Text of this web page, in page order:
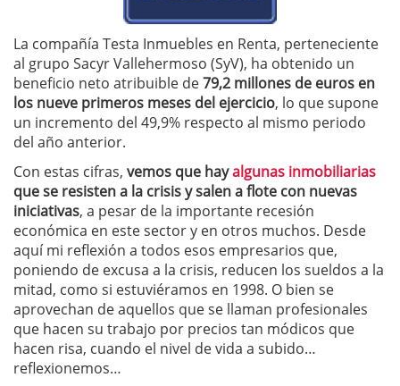
La compañía Testa Inmuebles en Renta, perteneciente
al grupo Sacyr Vallehermoso (SyV), ha obtenido un
beneficio neto atribuible de79,2 millones de euros en
los nueve primeros meses del ejercicio, lo que supone
un incremento del 49,9% respecto al mismo periodo
del año anterior.
Con estas cifras, vemos que hayalgunas inmobiliarias
que se resisten a la crisis y salen a flote con nuevas
iniciativas, a pesar de la importante recesión
económica en este sector y en otros muchos. Desde
aquí mi reflexión a todos esos empresarios que,
poniendo de excusa a la crisis, reducen los sueldos a la
mitad, como si estuviéramos en 1998. O bien se
aprovechan de aquellos que se llaman profesionales
que hacen su trabajo por precios tan módicos que
hacen risa, cuando el nivel de vida a subido…
reflexionemos…